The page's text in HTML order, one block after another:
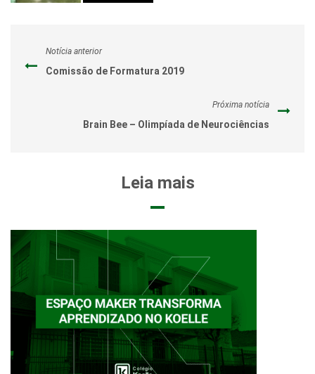
Notícia anterior
Comissão de Formatura 2019
Próxima notícia
Brain Bee – Olimpíada de Neurociências
Leia mais